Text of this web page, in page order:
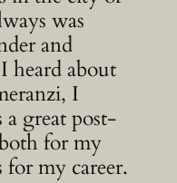
was
and
heard about
I
a great post-
for my
my career.